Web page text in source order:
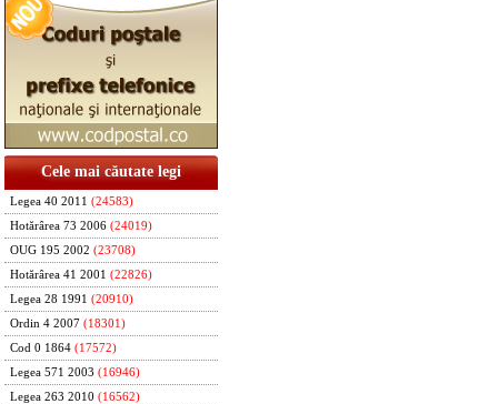
Cele mai căutate legi
Legea 40 2011 (24583)
Hotărârea 73 2006 (24019)
OUG 195 2002 (23708)
Hotărârea 41 2001 (22826)
Legea 28 1991 (20910)
Ordin 4 2007 (18301)
Cod 0 1864 (17572)
Legea 571 2003 (16946)
Legea 263 2010 (16562)